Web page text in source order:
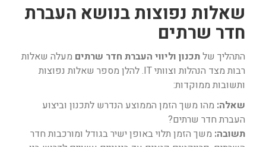
שאלות נפוצות בנושא העברת
חדר שרתים
התהליך שלתכנון וליווי העברת חדר שרתים מעלה שאלות
רבות מצד הנהלות וצוותי IT. להלן מספר שאלות נפוצות
ותשובות ממוקדות:
שאלה: מהו משך הזמן הממוצע הנדרש לתכנון וביצוע
העברת חדר שרתים?
תשובה: משך הזמן תלוי באופן ישיר בגודל ומורכבות חדר